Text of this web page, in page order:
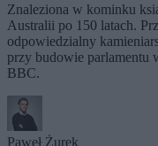
Znaleziona w kominku
Australii po 150 latach.
odpowiedzialny
przy budowie parlamentu
BBC.
Paweł Żurek